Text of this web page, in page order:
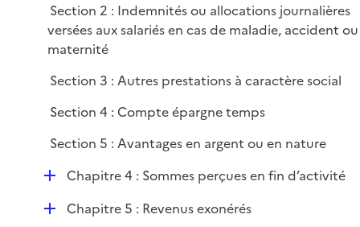
Section 2 : Indemnités ou allocations journalières
versées aux salariés en cas de maladie, accident ou
maternité
Section 3 : Autres prestations à caractère social
Section 4 : Compte épargne temps
Section 5 : Avantages en argent ou en nature
DChapitre 4 : Sommes perçues en fin d’activité
DChapitre 5 : Revenus exonérés